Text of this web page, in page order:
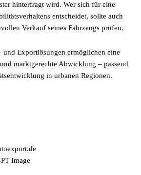
hinterfragt wird. Wer sich für eine
entscheidet, sollte auch
Verkauf seines Fahrzeugs prüfen.
und Exportlösungen ermöglichen eine
marktgerechte Abwicklung – passend
in urbanen Regionen.
Image